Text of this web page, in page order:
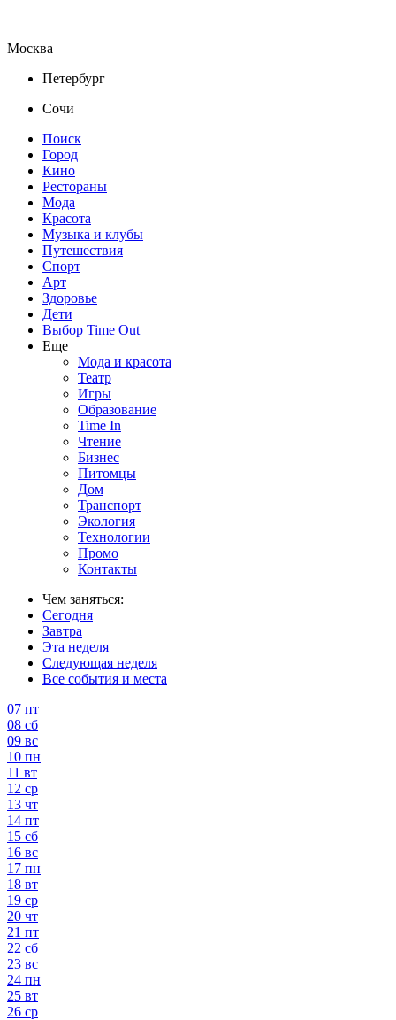
Москва
Петербург
Сочи
Поиск
Город
Кино
Рестораны
Мода
Красота
Музыка и клубы
Путешествия
Спорт
Арт
Здоровье
Дети
Выбор Time Out
Еще
Мода и красота
Театр
Игры
Образование
Time In
Чтение
Бизнес
Питомцы
Дом
Транспорт
Экология
Технологии
Промо
Контакты
Чем заняться:
Сегодня
Завтра
Эта неделя
Следующая неделя
Все события и места
07 пт
08 сб
09 вс
10 пн
11 вт
12 ср
13 чт
14 пт
15 сб
16 вс
17 пн
18 вт
19 ср
20 чт
21 пт
22 сб
23 вс
24 пн
25 вт
26 ср